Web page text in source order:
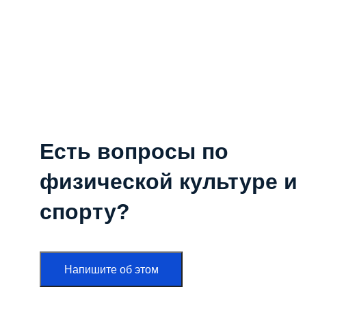
Есть вопросы по
физической культуре и
спорту?
Напишите об этом